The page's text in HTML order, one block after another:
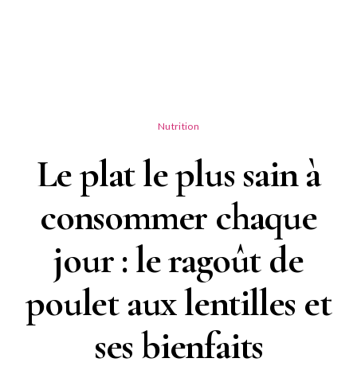
Nutrition
Le plat le plus sain à
consommer chaque
jour : le ragoût de
poulet aux lentilles et
ses bienfaits